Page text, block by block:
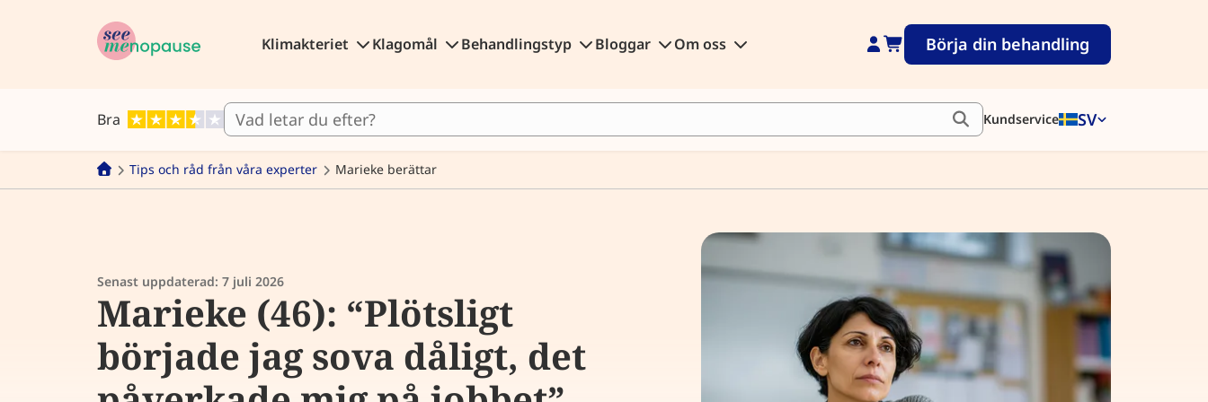
Klimakteriet Klagomål Behandlingstyp Bloggar Om oss Börja din behandling
Bra Kundservice SV
Tips och råd från våra experter Marieke berättar
Senast uppdaterad: 7 juli 2026
Marieke (46): “Plötsligt
började jag sova dåligt, det